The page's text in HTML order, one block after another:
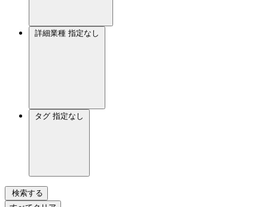
詳細業種 指定なし
タグ 指定なし
検索する